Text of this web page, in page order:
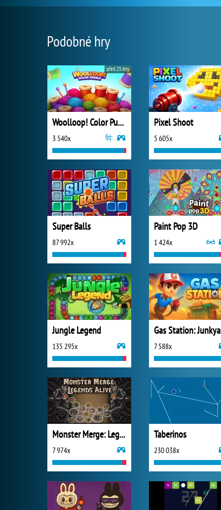
Podobné hry
Woolloop! Color Puzzle
3 540x
před 25 dny
Pixel Shoot
5 605x
Super Balls
87 992x
Paint Pop 3D
1 424x
Jungle Legend
135 295x 7 588x
Monster Merge: Legends Alive
7 974x
Taberinos
230 038x